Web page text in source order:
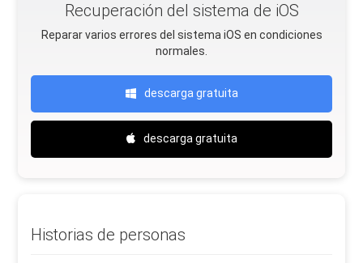
Recuperación del sistema de iOS
Reparar varios errores del sistema iOS en condiciones
normales.
descarga gratuita
descarga gratuita
Historias de personas